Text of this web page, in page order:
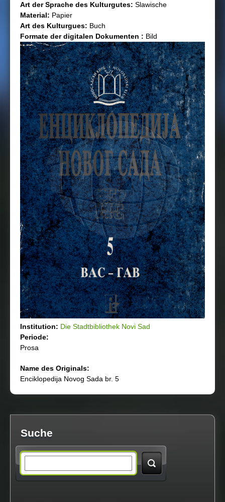
Art der Sprache des Kulturgutеs: Slawische
Material: Papier
Art des Kulturguеs: Buch
Formate der digitalen Dokumenten : Bild
Institution: Die Stadtbibliothek Novi Sad
Periode:
Prosa
Name des Originals:
Enciklopedija Novog Sada br. 5
Suche